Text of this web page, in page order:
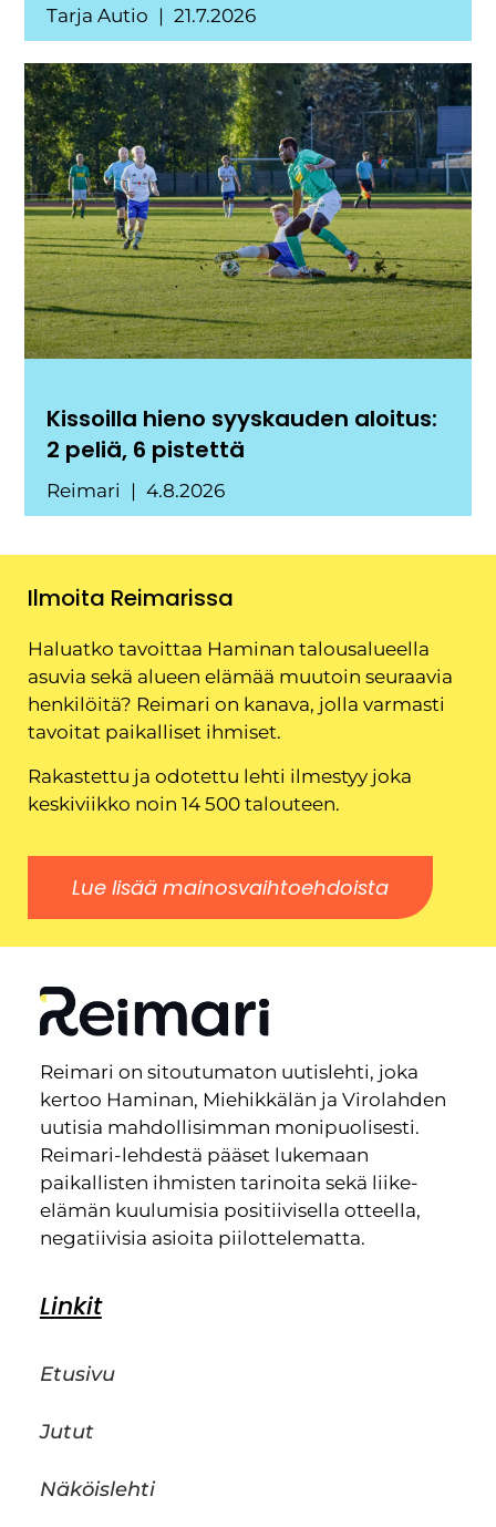
Tarja Autio 21.7.2026
Kissoilla hieno syyskauden aloitus:
2 peliä, 6 pistettä
Reimari 4.8.2026
Ilmoita Reimarissa
Haluatko tavoittaa Haminan talousalueella
asuvia sekä alueen elämää muutoin seuraavia
henkilöitä? Reimari on kanava, jolla varmasti
tavoitat paikalliset ihmiset.
Rakastettu ja odotettu lehti ilmestyy joka
keskiviikko noin 14 500 talouteen.
Lue lisää mainosvaihtoehdoista
Reimari on sitoutumaton uutislehti, joka
kertoo Haminan, Miehikkälän ja Virolahden
uutisia mahdollisimman monipuolisesti.
Reimari-lehdestä pääset lukemaan
paikallisten ihmisten tarinoita sekä liike-
elämän kuulumisia positiivisella otteella,
negatiivisia asioita piilottelematta.
Linkit
Etusivu
Jutut
Näköislehti